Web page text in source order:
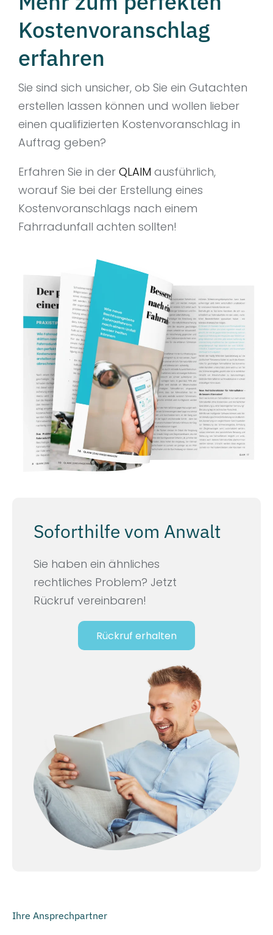
Kostenvoranschlag
erfahren
Sie sind sich unsicher, ob Sie ein Gutachten
erstellen lassen können und wollen lieber
einen qualifizierten Kostenvoranschlag in
Auftrag geben?
Erfahren Sie in der QLAIM ausführlich,
worauf Sie bei der Erstellung eines
Kostenvoranschlags nach einem
Fahrradunfall achten sollten!
Soforthilfe vom Anwalt
Sie haben ein ähnliches
rechtliches Problem? Jetzt
Rückruf vereinbaren!
Rückruf erhalten
Ihre Ansprechpartner